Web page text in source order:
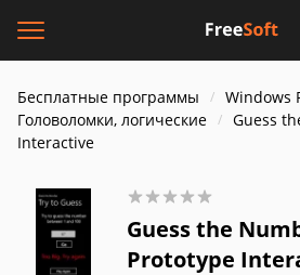
Бесплатные программы Windows
Головоломки, логические
Guess
Interactive
Guess the
Prototype